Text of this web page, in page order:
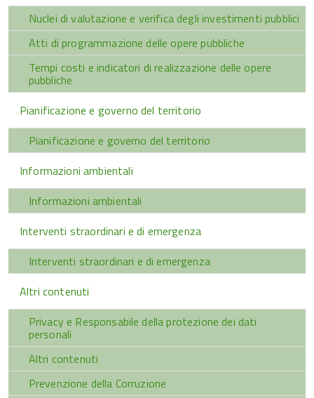
Nuclei di valutazione e verifica degli investimenti pubblici
Atti di programmazione delle opere pubbliche
Tempi costi e indicatori di realizzazione delle opere
pubbliche
Pianificazione e governo del territorio
Pianificazione e governo del territorio
Informazioni ambientali
Informazioni ambientali
Interventi straordinari e di emergenza
Interventi straordinari e di emergenza
Altri contenuti
Privacy e Responsabile della protezione dei dati
personali
Altri contenuti
Prevenzione della Corruzione